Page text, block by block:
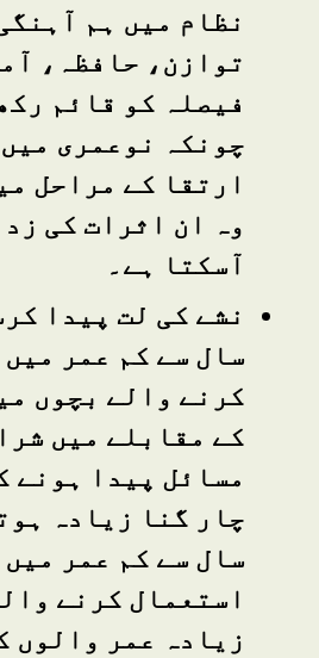
نظام میں ہم
توازن، حافظہ،
فیصلہ کو قائم
چونکہ نوعمری
ارتقا کے مراحل
وہ ان اثرات کی
آسکتا ہے۔
نشے کی لت پیدا
سال سے کم عمر میں
کرنے والے بچوں
کے مقابلے میں
مسائل پیدا ہونے
چار گنا زیادہ
سال سے کم عمر میں
استعمال کرنے
زیادہ عمر والوں